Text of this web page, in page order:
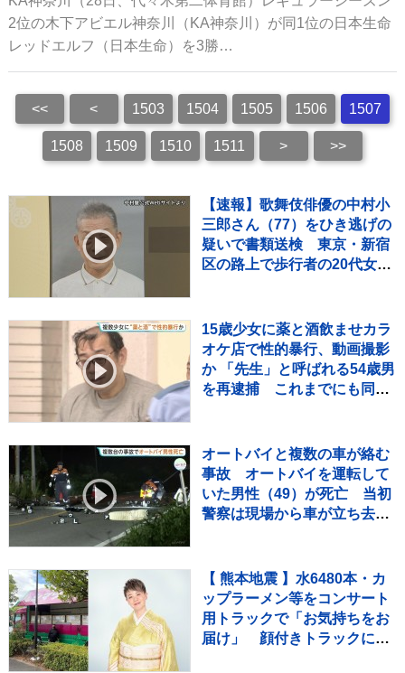
2位の木下アビエル神奈川（KA神奈川）が同1位の日本生命
レッドエルフ（日本生命）を3勝…
<< < 1503 1504 1505 1506 1507
1508 1509 1510 1511 > >>
【速報】歌舞伎俳優の中村小
三郎さん（77）をひき逃げの
疑いで書類送検 東京・新宿
区の路上で歩行者の20代女性
15歳少女に薬と酒飲ませカラ
オケ店で性的暴行、動画撮影
か 「先生」と呼ばれる54歳男
を再逮捕 これまでにも同様
オートバイと複数の車が絡む
事故 オートバイを運転して
いた男性（49）が死亡 当初
警察は現場から車が立ち去っ
【 熊本地震 】水6480本・カ
ップラーメン等をコンサート
用トラックで「お気持ちをお
届け」 顔付きトラックにた